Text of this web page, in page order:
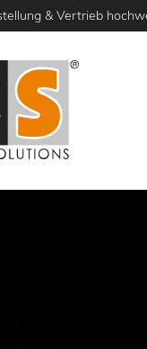
& Vertrieb